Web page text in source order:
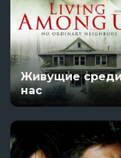
Живущие
нас